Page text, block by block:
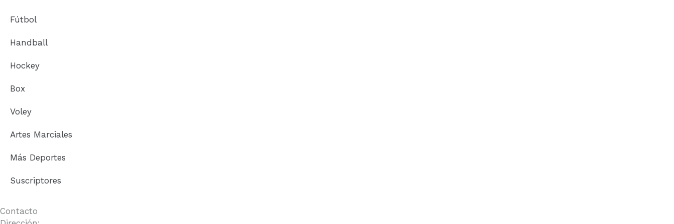
r
e
Fútbol
Handball
Hockey
Box
Voley
Artes Marciales
Más Deportes
Suscriptores
Contacto